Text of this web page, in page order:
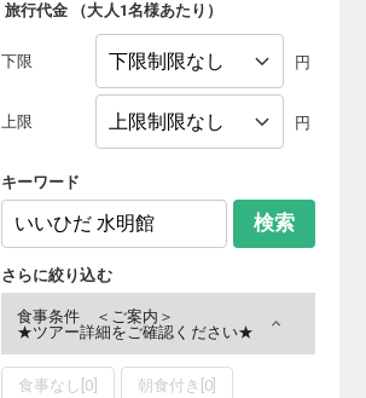
旅行代金 （大人1名様あたり ）
下限 円
上限 円
キーワード
検索
さらに絞り込む
食事条件 ＜ご案内＞
★ツアー詳細をご確認ください★
食事なし [0] 朝食付き [0]